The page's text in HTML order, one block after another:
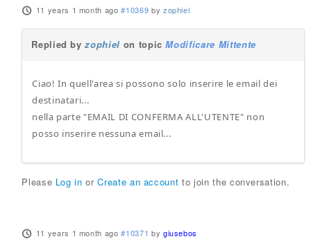
11 years 1 month ago #10369 by zophiel
Replied byzophiel on topicModificare Mittente
Ciao! In quell'area si possono solo inserire le email dei
destinatari...
nella parte "EMAIL DI CONFERMA ALL'UTENTE" non
posso inserire nessuna email...
Please Log in orCreate an account to join the conversation.
11 years 1 month ago #10371 by giusebos